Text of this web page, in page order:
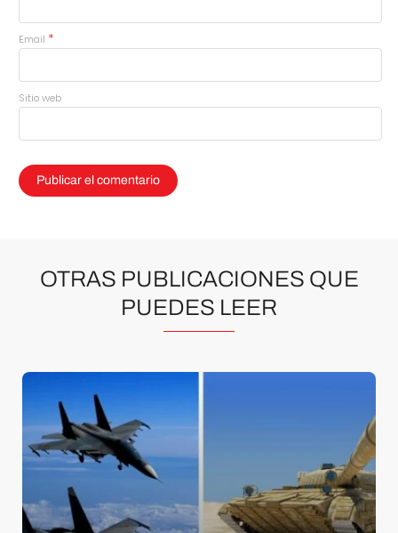
Email *
Sitio web
OTRAS PUBLICACIONES QUE
PUEDES LEER